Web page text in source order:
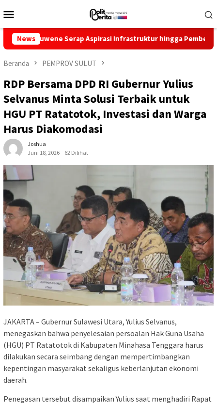
ke
Mobile
News
Serap Aspirasi Infrastruktur hingga Pemberdayaan Ekonomi
Beranda PEMPROV SULUT
RDP Bersama DPD RI Gubernur Yulius
Selvanus Minta Solusi Terbaik untuk
HGU PT Ratatotok, Investasi dan Warga
Harus Diakomodasi
Joshua
Juni 18, 2026
62 Dilihat
JAKARTA – Gubernur Sulawesi Utara, Yulius Selvanus,
menegaskan bahwa penyelesaian persoalan Hak Guna Usaha
(HGU) PT Ratatotok di Kabupaten Minahasa Tenggara harus
dilakukan secara seimbang dengan mempertimbangkan
kepentingan masyarakat sekaligus keberlanjutan ekonomi
daerah.
Penegasan tersebut disampaikan Yulius saat menghadiri Rapat